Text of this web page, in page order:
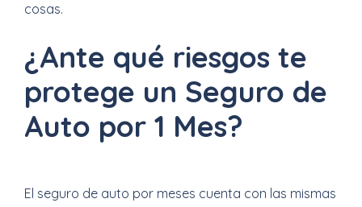
cosas.
¿Ante qué riesgos te
protege un Seguro de
Auto por 1 Mes?
El seguro de auto por meses cuenta con las mismas